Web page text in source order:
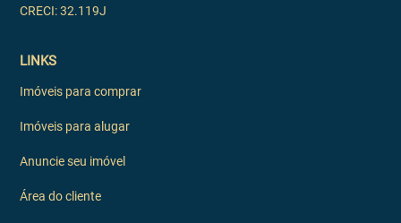
CRECI: 32.119J
LINKS
Imóveis para comprar
Imóveis para alugar
Anuncie seu imóvel
Área do cliente